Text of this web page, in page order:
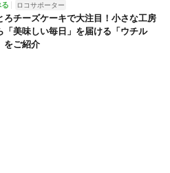
ロコサポーター
ろチーズケーキで大注目！小さな工房
「美味しい毎日」を届ける「ウチル
をご紹介